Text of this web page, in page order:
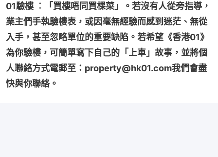
01驗樓 ︰「買樓唔同買棵菜」。若沒有人從旁指導，
業主們手執驗樓表，或因毫無經驗而感到迷茫、無從
入手，甚至忽略單位的重要缺陷。若希望《香港01》
為你驗樓，可簡單寫下自己的「上車」故事，並將個
人聯絡方式電郵至：property@hk01.com我們會盡
快與你聯絡。